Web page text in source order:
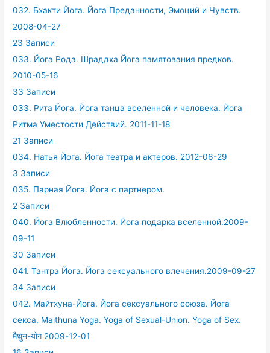
032. Бхакти Йога. Йога Преданности, Эмоций и Чувств.
2008-04-27
23 Записи
033. Йога Рода. Шраддха Йога памятования предков.
2010-05-16
33 Записи
033. Рита Йога. Йога танца вселенной и человека. Йога
Ритма Уместости Действий. 2011-11-18
21 Записи
034. Натья Йога. Йога театра и актеров. 2012-06-29
3 Записи
035. Парная Йога. Йога с партнером.
2 Записи
040. Йога Влюбленности. Йога подарка вселенной.2009-
09-11
30 Записи
041. Тантра Йога. Йога сексуального влечения.2009-09-27
34 Записи
042. Майтхуна-Йога. Йога сексуального союза. Йога
секса. Maithuna Yoga. Yoga of Sexual-Union. Yoga of Sex.
मैथुन-योग 2009-12-01